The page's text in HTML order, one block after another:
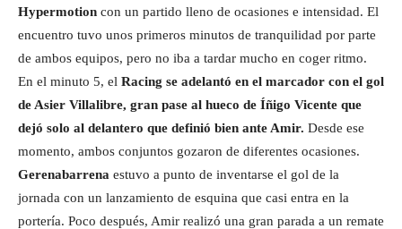
Hypermotion con un partido lleno de ocasiones e intensidad. El
encuentro tuvo unos primeros minutos de tranquilidad por parte
de ambos equipos, pero no iba a tardar mucho en coger ritmo.
En el minuto 5, el Racing se adelantó en el marcador con el gol
de Asier Villalibre, gran pase al hueco de Íñigo Vicente que
dejó solo al delantero que definió bien ante Amir. Desde ese
momento, ambos conjuntos gozaron de diferentes ocasiones.
Gerenabarrena estuvo a punto de inventarse el gol de la
jornada con un lanzamiento de esquina que casi entra en la
portería. Poco después, Amir realizó una gran parada a un remate